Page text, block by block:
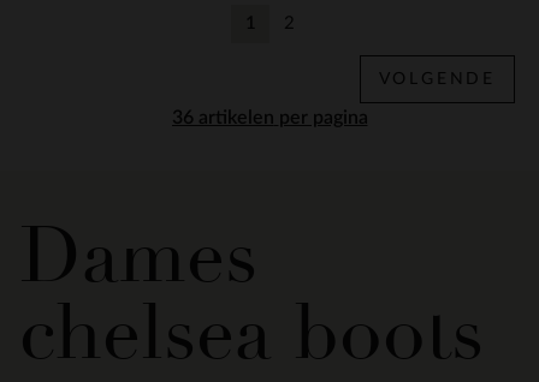
per pagina
1 2
VOLGENDE
Dames
chelsea boots